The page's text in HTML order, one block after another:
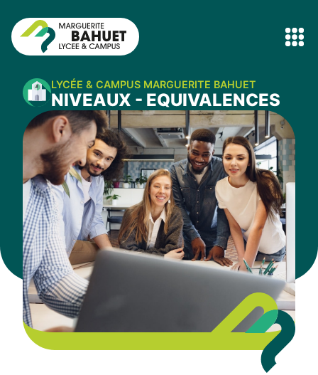
LYCÉE & CAMPUS MARGUERITE BAHUET
NIVEAUX - EQUIVALENCES